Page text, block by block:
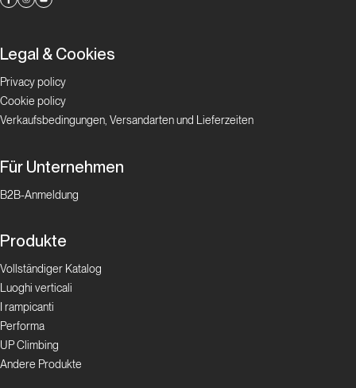
Legal & Cookies
Privacy policy
Cookie policy
Verkaufsbedingungen, Versandarten und Lieferzeiten
Für Unternehmen
B2B-Anmeldung
Produkte
Vollständiger Katalog
Luoghi verticali
I rampicanti
Performa
UP Climbing
Andere Produkte